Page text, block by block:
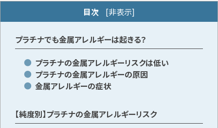
カンタン無料
最短1分！今すぐ査定金額をお伝えいたします
まずは お電話 で 無料査定
目次 [非表示]
プラチナでも金属アレルギーは起きる？
プラチナの金属アレルギーリスクは低い
プラチナの金属アレルギーの原因
金属アレルギーの症状
【純度別】プラチナの金属アレルギーリスク